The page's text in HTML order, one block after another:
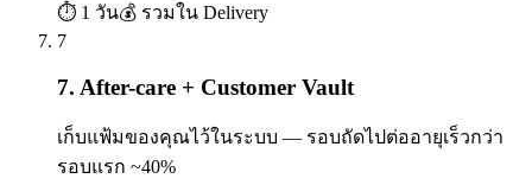
⏱ 1 วัน💰 รวมใน Delivery
7
7. After-care + Customer Vault
เก็บแฟ้มของคุณไว้ในระบบ — รอบถัดไปต่ออายุเร็วกว่า
รอบแรก ~40%